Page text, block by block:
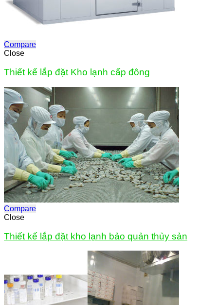
Compare
Close
Thiết kế lắp đặt Kho lạnh cấp đông
Compare
Close
Thiết kế lắp đặt kho lạnh bảo quản thủy sản